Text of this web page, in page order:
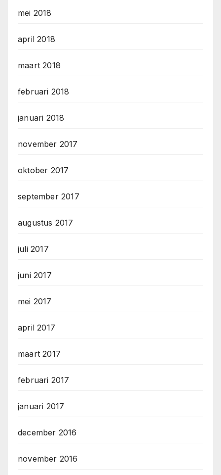
mei 2018
april 2018
maart 2018
februari 2018
januari 2018
november 2017
oktober 2017
september 2017
augustus 2017
juli 2017
juni 2017
mei 2017
april 2017
maart 2017
februari 2017
januari 2017
december 2016
november 2016